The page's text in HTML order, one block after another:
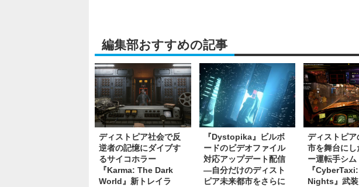
編集部おすすめの記事
ディストピア社会で反
逆者の記憶にダイブす
るサイコホラー
『Karma: The Dark
World』新トレイラ
『Dystopika』ビルボ
ードのビデオファイル
対応アップデート配信
―自分だけのディスト
ピア未来都市をさらに
ディストピア
市を舞台にし
ー運転手シム
『
Nights』武